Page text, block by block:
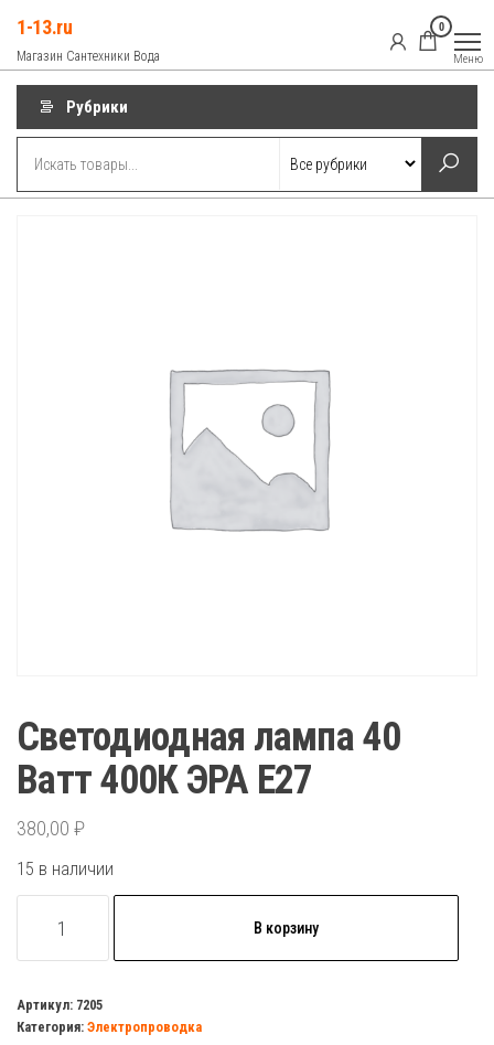
содержимому
1-13.ru
Магазин Сантехники Вода
0
Меню
Рубрики
Светодиодная лампа 40
Ватт 400К ЭРА Е27
380,00 ₽
15 в наличии
товара
лампа
40
В корзину
Артикул: 7205
Категория: Электропроводка